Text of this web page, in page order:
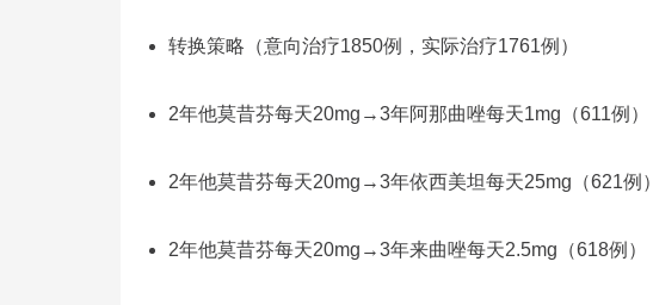
转换策略（意向治疗1850例，实际治疗1761例）
2年他莫昔芬每天20mg→3年阿那曲唑每天1mg（611例）
2年他莫昔芬每天20mg→3年依西美坦每天25mg（621例）
2年他莫昔芬每天20mg→3年来曲唑每天2.5mg（618例）